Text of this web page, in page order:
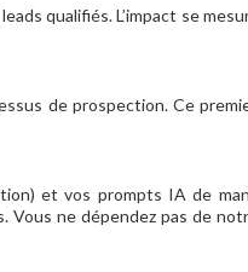
qualifiés. L’impact se
de prospection. Ce
et vos prompts IA de
Vous ne dépendez pas de